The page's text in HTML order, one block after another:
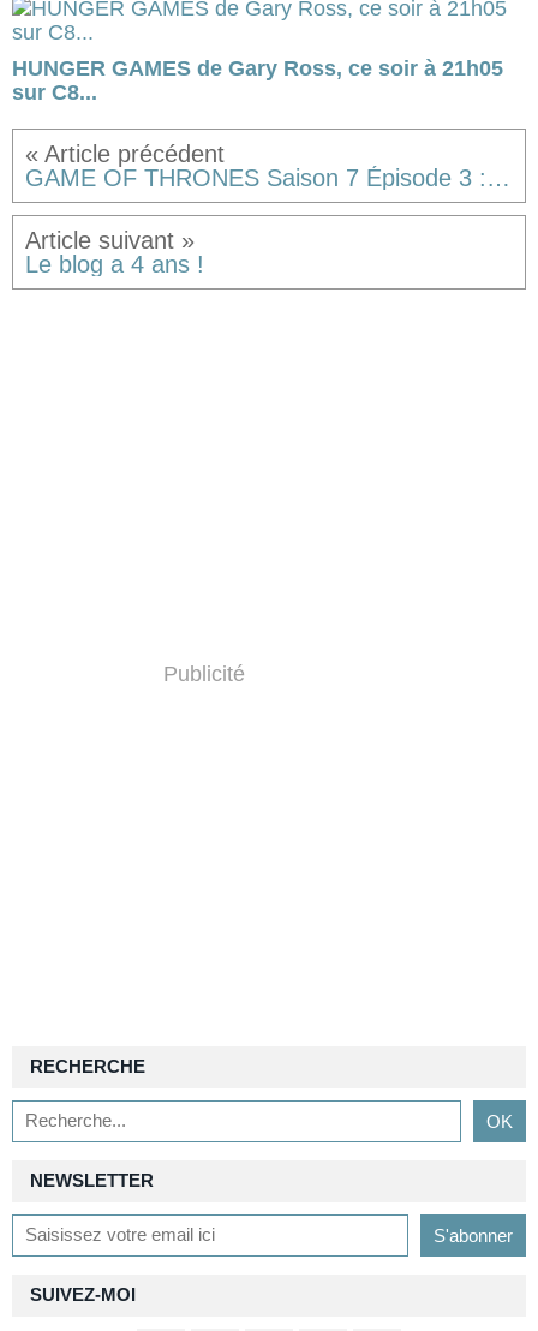
HUNGER GAMES de Gary Ross, ce soir à 21h05
sur C8...
GAME OF THRONES Saison 7 Épisode 3 : THE QUEEN'S JUSTICE [résumé rigolo détaillé et commenté]
Le blog a 4 ans !
Publicité
NEWSLETTER
SUIVEZ-MOI
RECHERCHE